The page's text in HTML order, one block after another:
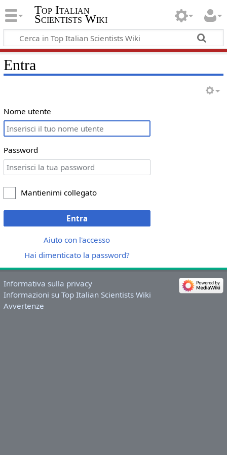
Top Italian
Scientists Wiki
Entra
Nome utente
Password
Mantienimi collegato
Entra
Aiuto con l'accesso
Hai dimenticato la password?
Informativa sulla privacy
Informazioni su Top Italian Scientists Wiki
Avvertenze